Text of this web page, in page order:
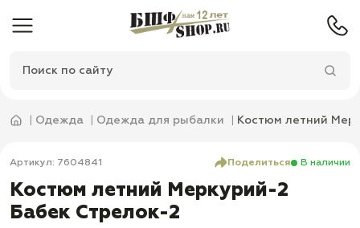
Одежда Одежда для рыбалки Костюм летний
Артикул: 7604841 Поделиться В наличии
Костюм летний Меркурий-2
Бабек Стрелок-2